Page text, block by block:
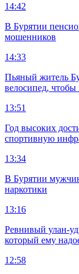
14:42
В Бурятии
мошенников
14:33
Пьяный житель
велосипед, чтобы
13:51
Год высоких
спортивную
13:34
В Бурятии
наркотики
13:16
Ревнивый улан-
который ему
12:58